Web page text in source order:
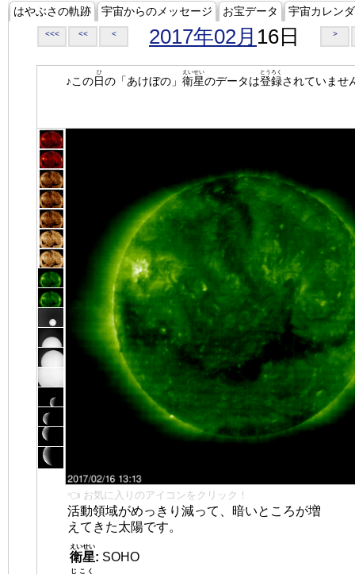
はやぶさの軌跡 宇宙からのメッセージ お宝データ 宇宙カレン
<<< << < 2017年02月 16日 >
♪この日
ひ
の「あけぼの」 衛星
えいせい
のデータは登録
とうろく
されていませ
👈 お気に入りのアイコンをクリック！
活動領域がめっきり減って、暗いところが増
えてきた太陽です。
衛星
えいせい
: SOHO
じこく